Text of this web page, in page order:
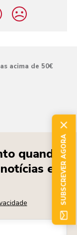
acima de 50€
quando
e SUBSCREVER AGORA